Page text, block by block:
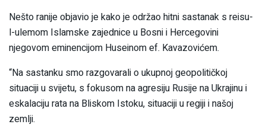
Nešto ranije objavio je kako je održao hitni sastanak s reisu-
l-ulemom Islamske zajednice u Bosni i Hercegovini
njegovom eminencijom Huseinom ef. Kavazovićem.
“Na sastanku smo razgovarali o ukupnoj geopolitičkoj
situaciji u svijetu, s fokusom na agresiju Rusije na Ukrajinu i
eskalaciju rata na Bliskom Istoku, situaciji u regiji i našoj
zemlji.